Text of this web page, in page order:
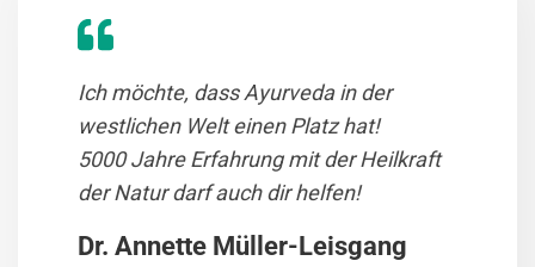
Ich möchte, dass Ayurveda in der
westlichen Welt einen Platz hat!
5000 Jahre Erfahrung mit der Heilkraft
der Natur darf auch dir helfen!
Dr. Annette Müller-Leisgang